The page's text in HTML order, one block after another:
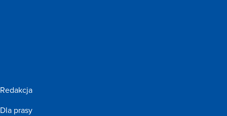
Redakcja
Dla prasy